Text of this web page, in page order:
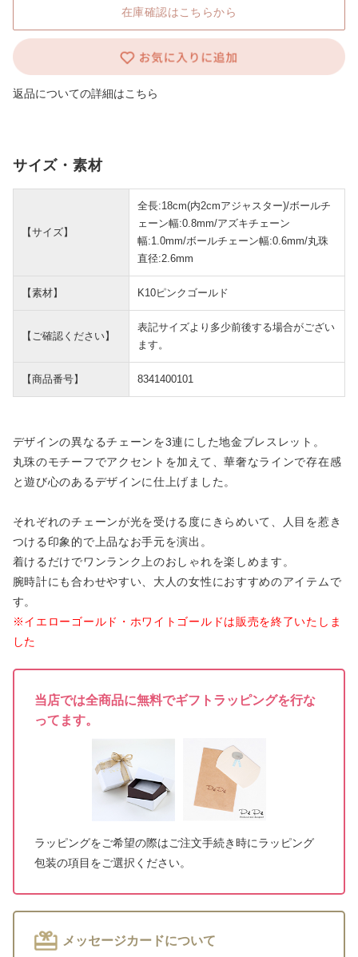
在庫確認はこちらから
返品についての詳細はこちら
サイズ・素材
【サイズ】
全長:18cm(内2cmアジャスター)/ボールチ
ェーン幅:0.8mm/アズキチェーン
幅:1.0mm/ボールチェーン幅:0.6mm/丸珠
直径:2.6mm
【素材】 K10ピンクゴールド
【ご確認ください】
表記サイズより多少前後する場合がござい
ます。
【商品番号】 8341400101
デザインの異なるチェーンを3連にした地金ブレスレット。
丸珠のモチーフでアクセントを加えて、華奢なラインで存在感
と遊び心のあるデザインに仕上げました。
それぞれのチェーンが光を受ける度にきらめいて、人目を惹き
つける印象的で上品なお手元を演出。
着けるだけでワンランク上のおしゃれを楽しめます。
腕時計にも合わせやすい、大人の女性におすすめのアイテムで
す。
※イエローゴールド・ホワイトゴールドは販売を終了いたしま
した
当店では全商品に無料でギフトラッピングを行な
ってます。
ラッピングをご希望の際はご注文手続き時にラッピング
包装の項目をご選択ください。
メッセージカードについて